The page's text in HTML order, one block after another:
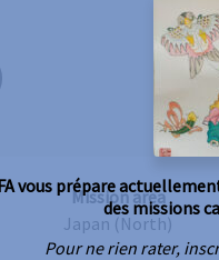
Mission area
Japan (North)
vous prépare
des missions
Pour ne rien rater,